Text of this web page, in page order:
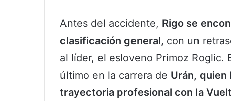
Antes del accidente, Rigo se
clasificación general, con un
al líder, el esloveno Primoz Roglic.
último en la carrera de Urán, quien
trayectoria profesional con la